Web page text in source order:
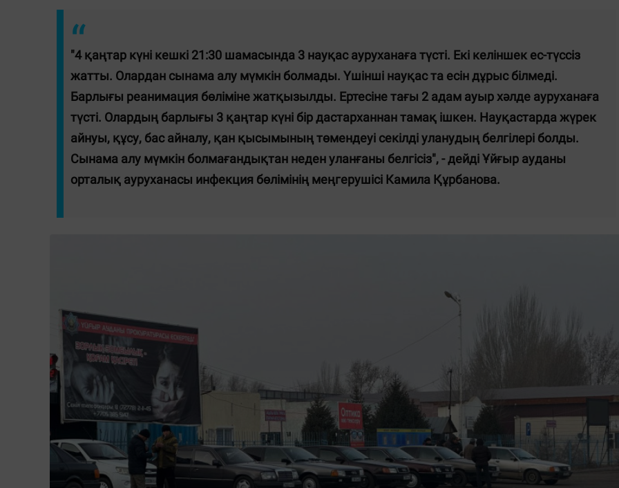
"4 қаңтар күні кешкі 21:30 шамасында 3 науқас ауруханаға түсті. Екі келіншек ес-түссіз
жатты. Олардан сынама алу мүмкін болмады. Үшінші науқас та есін дұрыс білмеді.
Барлығы реанимация бөліміне жатқызылды. Ертесіне тағы 2 адам ауыр хәлде ауруханаға
түсті. Олардың барлығы 3 қаңтар күні бір дастарханнан тамақ ішкен. Науқастарда жүрек
айнуы, құсу, бас айналу, қан қысымының төмендеуі секілді уланудың белгілері болды.
Сынама алу мүмкін болмағандықтан неден уланғаны белгісіз", - дейді Ұйғыр ауданы
орталық ауруханасы инфекция бөлімінің меңгерушісі Камила Құрбанова.